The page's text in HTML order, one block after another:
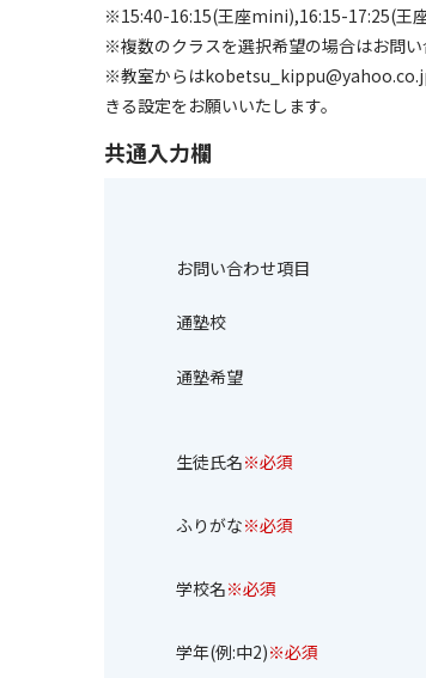
※15:40-16:15(王座mini),16:15-17:25(王
※複数のクラスを選択希望の場合はお問
※教室からは
きる設定をお願いいたします。
共通入力欄
お問い合わせ項目
通塾校
通塾希望
生徒氏名※必須
ふりがな※必須
学校名※必須
学年(例:中2)※必須